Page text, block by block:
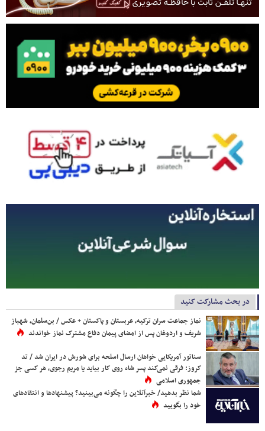
در بحث مشارکت کنید
نماز جماعت سران ترکیه، عربستان و پاکستان + عکس / بن‌سلمان، شهباز
شریف و اردوغان پس از امضای پیمان دفاع مشترک نماز خواندند
سناتور آمریکایی خواهان ارسال اسلحه برای شورش در ایران شد / تد
کروز: فرقی نمی‌کند پسر شاه روی کار بیاید یا مریم رجوی، هر کسی جز
جمهوری اسلامی
شما نظر بدهید/ خبرآنلاین را چگونه می‌بینید؟ پیشنهادها و انتقادهای
خود را بگویید